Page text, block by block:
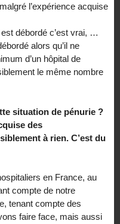
l’expérience acquise
débordé c’est vrai, …
alors qu’il ne
d’un hôpital de
le même nombre
situation de pénurie ?
des
à rien. C’est du
en France, au
compte de notre
tenant compte des
faire face, mais aussi